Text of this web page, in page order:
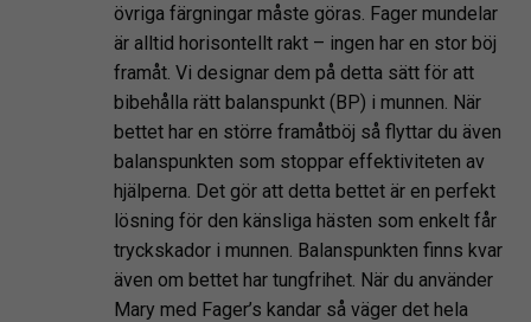
övriga färgningar måste göras. Fager mundelar
är alltid horisontellt rakt – ingen har en stor böj
framåt. Vi designar dem på detta sätt för att
bibehålla rätt balanspunkt (BP) i munnen. När
bettet har en större framåtböj så flyttar du även
balanspunkten som stoppar effektiviteten av
hjälperna. Det gör att detta bettet är en perfekt
lösning för den känsliga hästen som enkelt får
tryckskador i munnen. Balanspunkten finns kvar
även om bettet har tungfrihet. När du använder
Mary med Fager’s kandar så väger det hela